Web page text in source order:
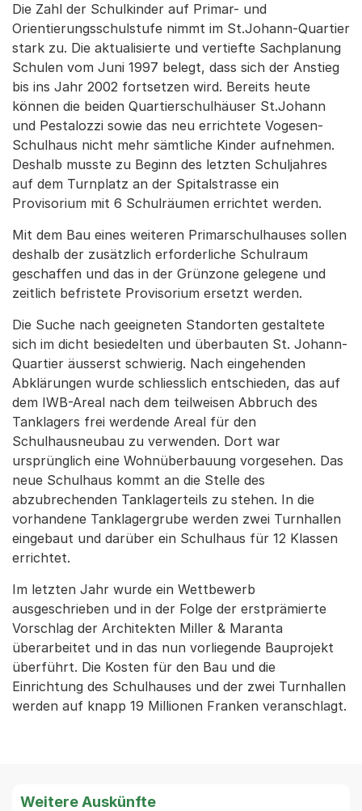
Die Zahl der Schulkinder auf Primar- und
Orientierungsschulstufe nimmt im St.Johann-Quartier
stark zu. Die aktualisierte und vertiefte Sachplanung
Schulen vom Juni 1997 belegt, dass sich der Anstieg
bis ins Jahr 2002 fortsetzen wird. Bereits heute
können die beiden Quartierschulhäuser St.Johann
und Pestalozzi sowie das neu errichtete Vogesen-
Schulhaus nicht mehr sämtliche Kinder aufnehmen.
Deshalb musste zu Beginn des letzten Schuljahres
auf dem Turnplatz an der Spitalstrasse ein
Provisorium mit 6 Schulräumen errichtet werden.
Mit dem Bau eines weiteren Primarschulhauses sollen
deshalb der zusätzlich erforderliche Schulraum
geschaffen und das in der Grünzone gelegene und
zeitlich befristete Provisorium ersetzt werden.
Die Suche nach geeigneten Standorten gestaltete
sich im dicht besiedelten und überbauten St. Johann-
Quartier äusserst schwierig. Nach eingehenden
Abklärungen wurde schliesslich entschieden, das auf
dem IWB-Areal nach dem teilweisen Abbruch des
Tanklagers frei werdende Areal für den
Schulhausneubau zu verwenden. Dort war
ursprünglich eine Wohnüberbauung vorgesehen. Das
neue Schulhaus kommt an die Stelle des
abzubrechenden Tanklagerteils zu stehen. In die
vorhandene Tanklagergrube werden zwei Turnhallen
eingebaut und darüber ein Schulhaus für 12 Klassen
errichtet.
Im letzten Jahr wurde ein Wettbewerb
ausgeschrieben und in der Folge der erstprämierte
Vorschlag der Architekten Miller & Maranta
überarbeitet und in das nun vorliegende Bauprojekt
überführt. Die Kosten für den Bau und die
Einrichtung des Schulhauses und der zwei Turnhallen
werden auf knapp 19 Millionen Franken veranschlagt.
Weitere Auskünfte